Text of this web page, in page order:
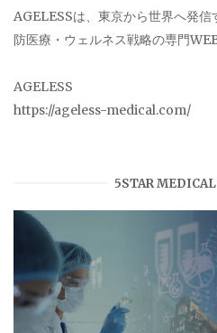
AGELESSは、東京から世界へ発
防医療・ウェルネス戦略の専門
AGELESS
https://ageless-medical.com/
5STAR